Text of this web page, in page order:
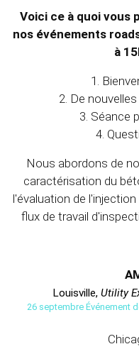
Voici ce à quoi vous
nos événements
à
1.
2. De
3. Séance
4.
Nous abordons de
caractérisation du
l'évaluation de
flux de travail
Louisville, Utility
26 septembre Événement